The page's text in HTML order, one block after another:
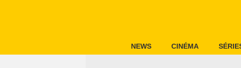
NEWS CINÉMA